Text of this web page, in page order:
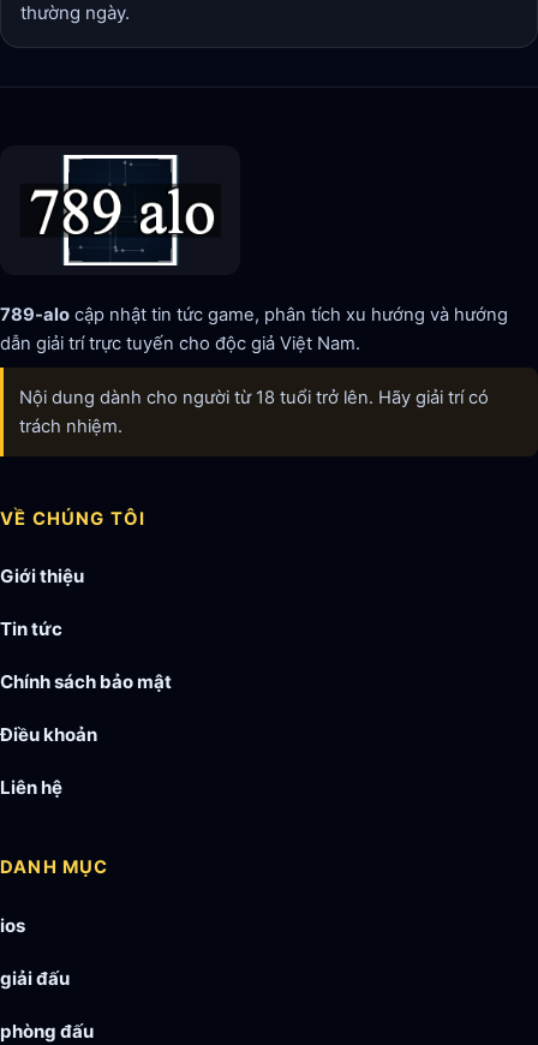
thường ngày.
789-alo cập nhật tin tức game, phân tích xu hướng và hướng
dẫn giải trí trực tuyến cho độc giả Việt Nam.
Nội dung dành cho người từ 18 tuổi trở lên. Hãy giải trí có
trách nhiệm.
VỀ CHÚNG TÔI
Giới thiệu
Tin tức
Chính sách bảo mật
Điều khoản
Liên hệ
DANH MỤC
ios
giải đấu
phòng đấu